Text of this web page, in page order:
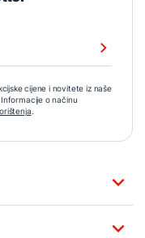
cijene i novitete iz naše
o načinu
.